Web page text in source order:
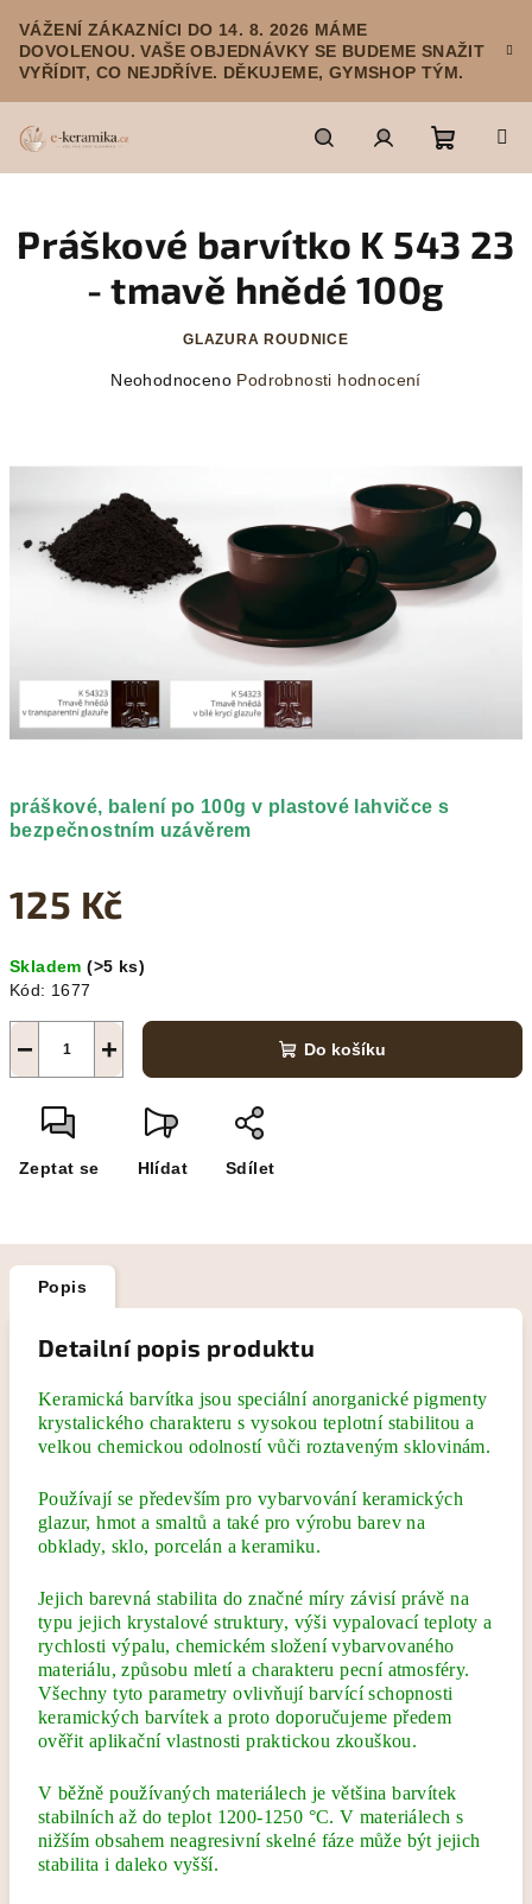
obsah
VÁŽENÍ ZÁKAZNÍCI DO 14. 8. 2026 MÁME
DOVOLENOU. VAŠE OBJEDNÁVKY SE BUDEME SNAŽIT
VYŘÍDIT, CO NEJDŘÍVE. DĚKUJEME, GYMSHOP TÝM.
HledatPřihlášeníNákupní
košík
práškové, balení po 100g v plastové lahvičce s
bezpečnostním uzávěrem
125 Kč
cena:
Skladem(>5 ks)
Kód: 1677
+
− Do košíku
Zeptat se Hlídat Sdílet
Práškové barvítko K 543 23
- tmavě hnědé 100g
GLAZURA ROUDNICE
Průměrné
z
5
hvězdiček.
Neohodnoceno Podrobnosti hodnocení
Popis
Detailní popis produktu
Keramická barvítka jsou speciální anorganické pigmenty
krystalického charakteru s vysokou teplotní stabilitou a
velkou chemickou odolností vůči roztaveným sklovinám.
Používají se především pro vybarvování keramických
glazur, hmot a smaltů a také pro výrobu barev na
obklady, sklo, porcelán a keramiku.
Jejich barevná stabilita do značné míry závisí právě na
typu jejich krystalové struktury, výši vypalovací teploty a
rychlosti výpalu, chemickém složení vybarvovaného
materiálu, způsobu mletí a charakteru pecní atmosféry.
Všechny tyto parametry ovlivňují barvící schopnosti
keramických barvítek a proto doporučujeme předem
ověřit aplikační vlastnosti praktickou zkouškou.
V běžně používaných materiálech je většina barvítek
stabilních až do teplot 1200-1250 °C. V materiálech s
nižším obsahem neagresivní skelné fáze může být jejich
stabilita i daleko vyšší.